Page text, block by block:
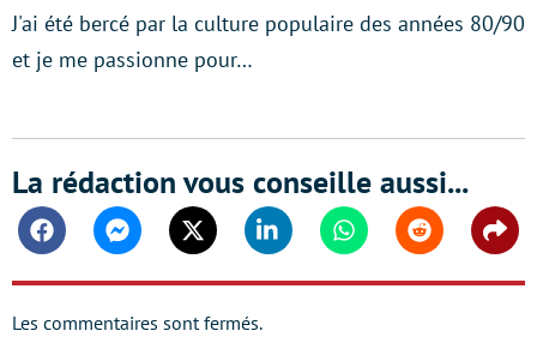
J'ai été bercé par la culture populaire des années 80/90
et je me passionne pour…
La rédaction vous conseille aussi...
FacebookMessengerTwitter Linkedin WhatsappReddit
Les commentaires sont fermés.